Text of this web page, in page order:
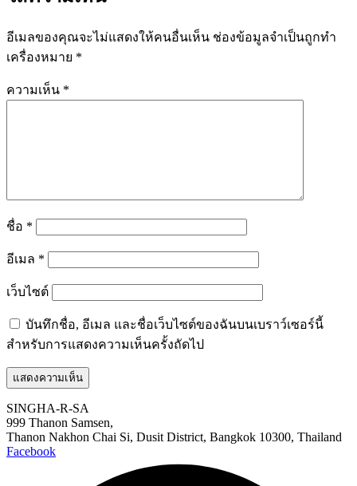
อีเมลของคุณจะไม่แสดงให้คนอื่นเห็น ช่องข้อมูลจำเป็นถูกทำ
เครื่องหมาย *
ความเห็น *
ชื่อ *
อีเมล *
เว็บไซต์
บันทึกชื่อ, อีเมล และชื่อเว็บไซต์ของฉันบนเบราว์เซอร์นี้
สำหรับการแสดงความเห็นครั้งถัดไป
SINGHA-R-SA
999 Thanon Samsen,
Thanon Nakhon Chai Si, Dusit District, Bangkok 10300, Thailand
Facebook